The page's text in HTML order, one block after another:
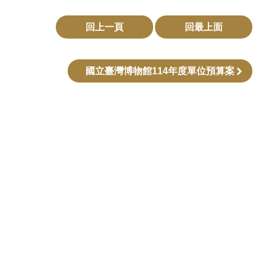
回上一頁 回最上面
國立臺灣博物館114年度單位預算案